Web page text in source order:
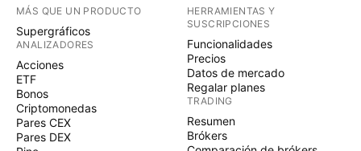
MÁS QUE UN PRODUCTO
Supergráficos
ANALIZADORES
Acciones
ETF
Bonos
Criptomonedas
Pares CEX
Pares DEX
HERRAMIENTAS Y
SUSCRIPCIONES
Funcionalidades
Precios
Datos de mercado
Regalar planes
TRADING
Resumen
Brókers